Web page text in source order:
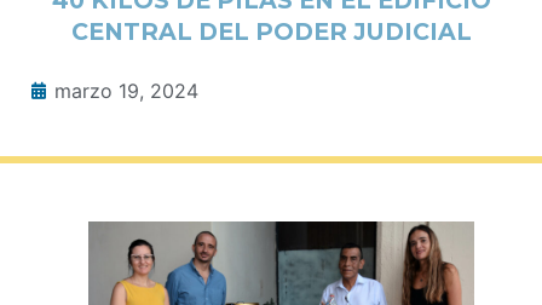
CENTRAL DEL PODER JUDICIAL
marzo 19, 2024